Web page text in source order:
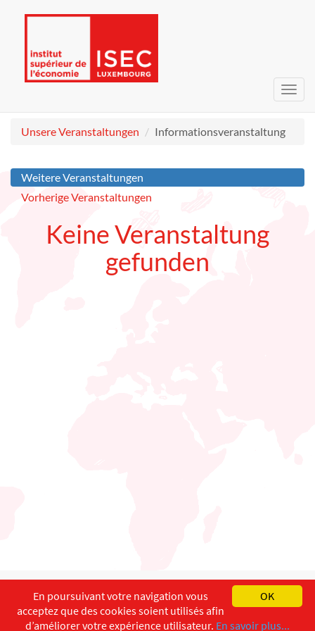
Unsere Veranstaltungen
Informationsveranstaltung
Weitere Veranstaltungen
Vorherige Veranstaltungen
Keine Veranstaltung
gefunden
English Français
Copyright ©ISEC-AdW Impressum
OK
En poursuivant votre navigation vous
acceptez que des cookies soient utilisés afin
d’améliorer votre expérience utilisateur. En savoir plus...